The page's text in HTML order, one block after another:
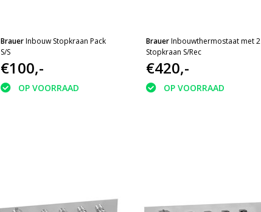
BrauerInbouw Stopkraan Pack
S/S
€100,-
OP VOORRAAD
BrauerInbouwthermostaat met 2
Stopkraan S/Rec
€420,-
OP VOORRAAD